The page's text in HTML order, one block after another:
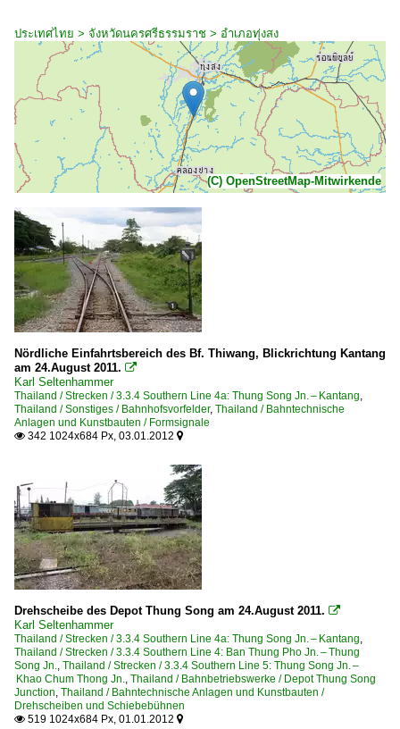
ประเทศไทย > จังหวัดนครศรีธรรมราช > อำเภอทุ่งสง
(C) OpenStreetMap-Mitwirkende
Nördliche Einfahrtsbereich des Bf. Thiwang, Blickrichtung Kantang
am 24.August 2011. 
Karl Seltenhammer
Thailand / Strecken / 3.3.4 Southern Line 4a: Thung Song Jn. – Kantang
Thailand / Sonstiges / Bahnhofsvorfelder, Thailand / Bahntechnische
Anlagen und Kunstbauten / Formsignale
 342 1024x684 Px, 03.01.2012 
Drehscheibe des Depot Thung Song am 24.August 2011. 
Karl Seltenhammer
Thailand / Strecken / 3.3.4 Southern Line 4a: Thung Song Jn. – Kantang
Thailand / Strecken / 3.3.4 Southern Line 4: Ban Thung Pho Jn. – Thung
Song Jn.
Thailand / Strecken / 3.3.4 Southern Line 5: Thung Song Jn. –
Khao Chum Thong Jn.
Thailand / Bahnbetriebswerke / Depot Thung Song
Junction Thailand / Bahntechnische Anlagen und Kunstbauten /
Drehscheiben und Schiebebühnen
 519 1024x684 Px, 01.01.2012 